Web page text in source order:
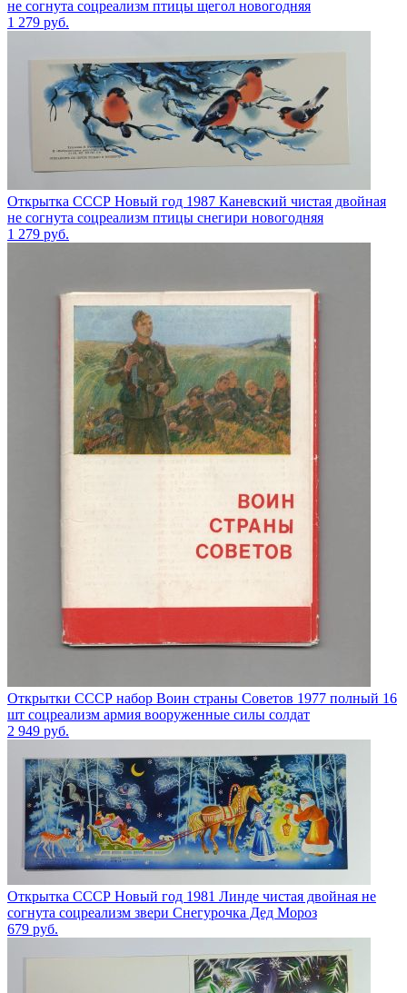
не согнута соцреализм птицы щегол новогодняя
1 279 руб.
Открытка СССР Новый год 1987 Каневский чистая двойная
не согнута соцреализм птицы снегири новогодняя
1 279 руб.
Открытки СССР набор Воин страны Советов 1977 полный 16
шт соцреализм армия вооруженные силы солдат
2 949 руб.
Открытка СССР Новый год 1981 Линде чистая двойная не
согнута соцреализм звери Снегурочка Дед Мороз
679 руб.